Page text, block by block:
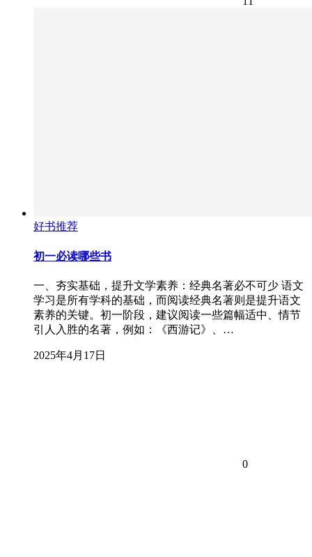
好书推荐
初一必读哪些书
一、夯实基础，提升文学素养：经典名著必不可少 语文
学习是所有学科的基础，而阅读经典名著则是提升语文
素养的关键。初一阶段，建议阅读一些篇幅适中、情节
引人入胜的名著，例如：《西游记》、…
2025年4月17日
0